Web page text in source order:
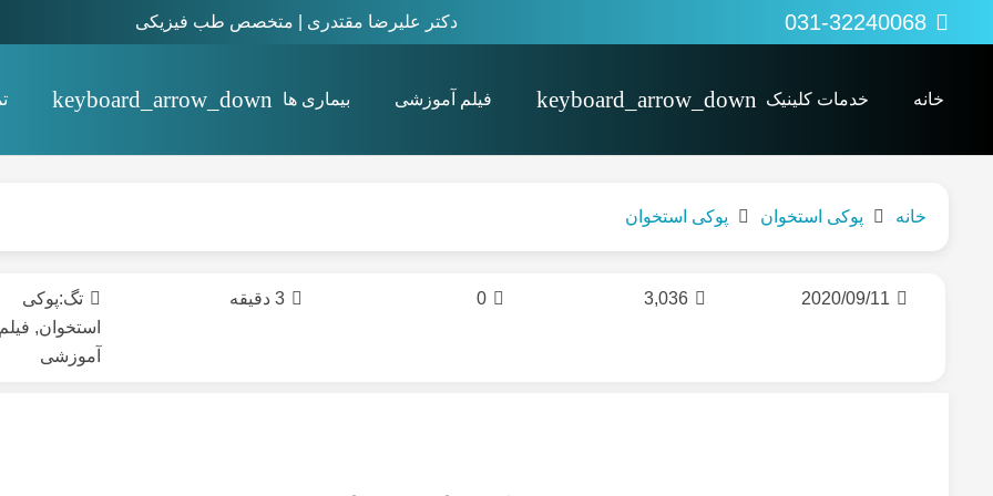
031-32240068 دکتر علیرضا مقتدری | متخصص طب فیزیکی
خانه خدمات کلینیک فیلم آموزشی بیماری ها
خانه پوکی استخوان پوکی استخوان
2020/09/11
3,036
0 3 دقیقه تگ:پوکی
استخوان, فیلم
آموزشی